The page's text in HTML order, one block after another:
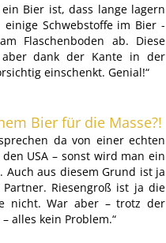
ein Bier ist, dass lange lagern
Schwebstoffe im Bier -
Flaschenboden ab. Diese
aber dank der Kante in der
einschenkt. Genial!“
Bier für die Masse?!
da von einer echten
USA – sonst wird man ein
Auch aus diesem Grund ist ja
Partner. Riesengroß ist ja die
nicht. War aber – trotz der
alles kein Problem.“